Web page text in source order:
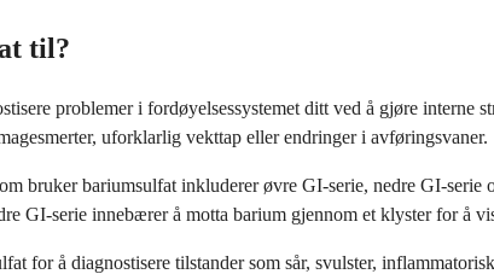
til?
problemer i fordøyelsessystemet ditt ved å gjøre
uforklarlig vekttap eller endringer i avføringsvaner.
bruker bariumsulfat inkluderer øvre GI-serie, nedre GI-
GI-serie innebærer å motta barium gjennom et klyster for å
for å diagnostisere tilstander som sår, svulster,